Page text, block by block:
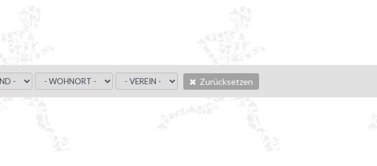
Zurücksetzen